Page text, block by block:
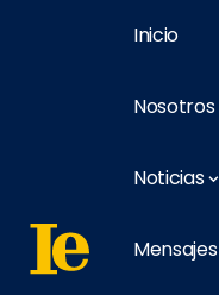
Inicio
Nosotros
Noticias
Mensajes